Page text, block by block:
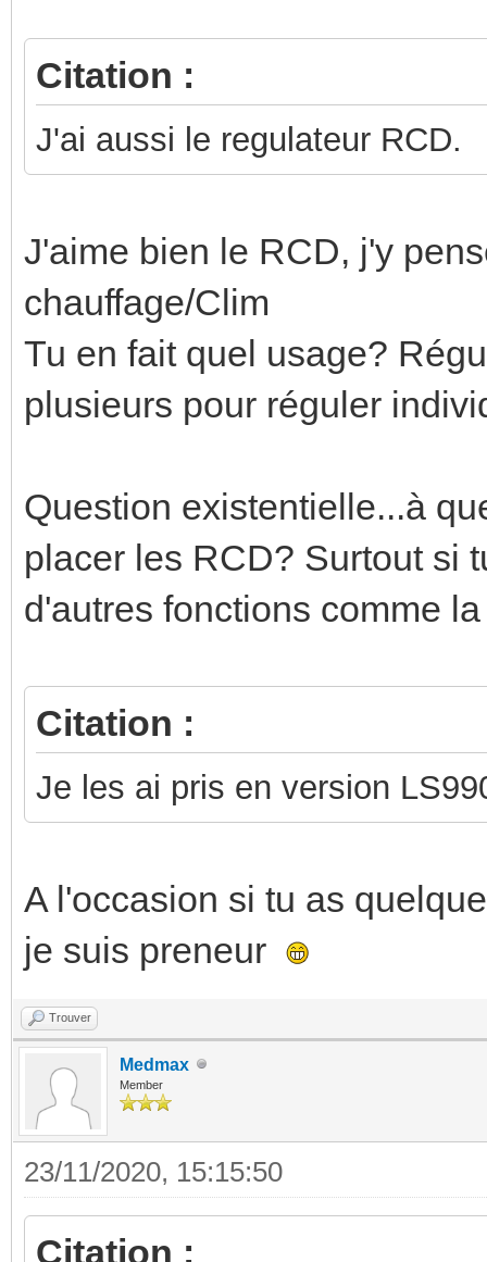
Citation :
J'ai aussi le regulateur RCD.
J'aime bien le RCD, j'y
chauffage/Clim
Tu en fait quel usage?
plusieurs pour réguler
Question existentielle...à
placer les RCD? Surtout si
d'autres fonctions comme
Citation :
Je les ai pris en version
A l'occasion si tu as
je suis preneur
Trouver
Medmax
Member
23/11/2020, 15:15:50
Citation :